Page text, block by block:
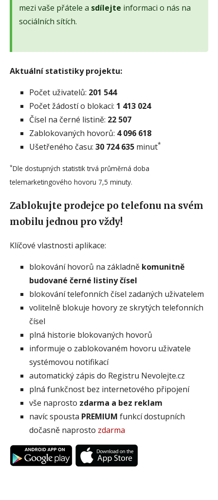
mezi vaše přátele a sdílejte informaci o nás na
sociálních sítích.
Aktuální statistiky projektu:
Počet uživatelů: 201 544
Počet žádostí o blokaci: 1 413 024
Čísel na černé listině: 22 507
Zablokovaných hovorů: 4 096 618
Ušetřeného času: 30 724 635 minut*
*Dle dostupných statistik trvá průměrná doba
telemarketingového hovoru 7,5 minuty.
Zablokujte prodejce po telefonu na svém
mobilu jednou pro vždy!
Klíčové vlastnosti aplikace:
blokování hovorů na základně komunitně
budované černé listiny čísel
blokování telefonních čísel zadaných uživatelem
volitelně blokuje hovory ze skrytých telefonních
čísel
plná historie blokovaných hovorů
informuje o zablokovaném hovoru uživatele
systémovou notifikací
automatický zápis do Registru Nevolejte.cz
plná funkčnost bez internetového připojení
vše naprosto zdarma a bez reklam
navíc spousta PREMIUM funkcí dostupních
dočasně naprosto zdarma